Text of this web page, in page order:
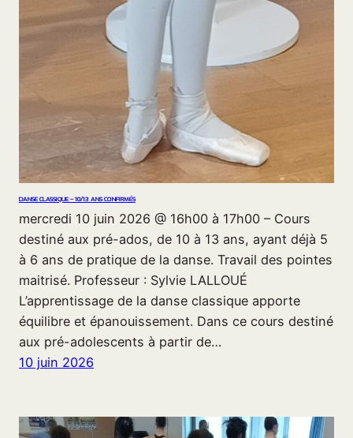
DANSE CLASSIQUE – 10/13 ANS CONFIRMÉS
mercredi 10 juin 2026 @ 16h00 à 17h00 – Cours
destiné aux pré-ados, de 10 à 13 ans, ayant déjà 5
à 6 ans de pratique de la danse. Travail des pointes
maitrisé. Professeur : Sylvie LALLOUÉ
L’apprentissage de la danse classique apporte
équilibre et épanouissement. Dans ce cours destiné
aux pré-adolescents à partir de…
10 juin 2026